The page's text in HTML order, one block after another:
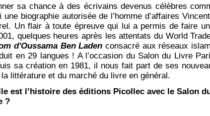
sa chance à des écrivains devenus célèbres
biographie autorisée de l’homme d’affaires
Un flair à toute épreuve qui lui a permis de faire
quelques heures après les attentats du World
d'Oussama Ben Laden consacré aux réseaux
en 29 langues ! A l’occasion du Salon du Livre
sa création en 1981, il nous fait part de ses
littérature et du marché du livre en général.
est l’histoire des éditions Picollec avec le Salon
?